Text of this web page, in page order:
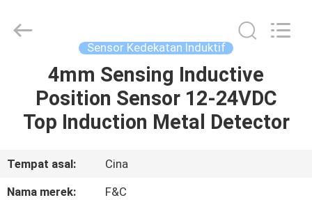
RUMAH
PRODUK
TENTANG
KAMI
Copyright
Technology
Sensor Kedekatan Induktif
4mm Sensing Inductive
Position Sensor 12-24VDC
Top Induction Metal Detector
Tempat asal:
Cina
Nama merek:
F&C